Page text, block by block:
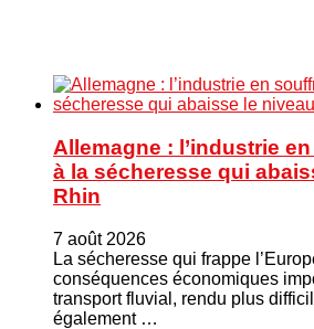
Allemagne : l’industrie
à la sécheresse qui
Rhin
7 août 2026
La sécheresse qui frappe
conséquences économiques
transport fluvial, rendu plus
également …